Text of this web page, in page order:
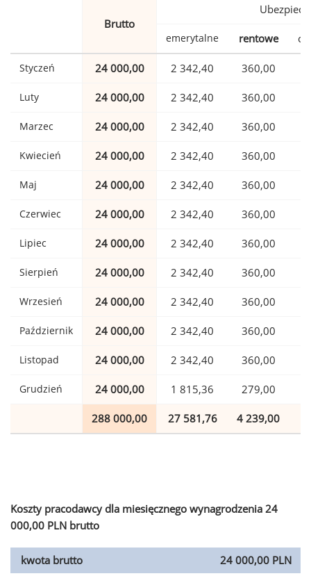
Brutto
emerytalne rentowe
Styczeń 24 000,00 2 342,40 360,00
Luty 24 000,00 2 342,40 360,00
Marzec 24 000,00 2 342,40 360,00
Kwiecień 24 000,00 2 342,40 360,00
Maj 24 000,00 2 342,40 360,00
Czerwiec 24 000,00 2 342,40 360,00
Lipiec 24 000,00 2 342,40 360,00
Sierpień 24 000,00 2 342,40 360,00
Wrzesień 24 000,00 2 342,40 360,00
Październik 24 000,00 2 342,40 360,00
Listopad 24 000,00 2 342,40 360,00
Grudzień 24 000,00 1 815,36 279,00
288 000,00 27 581,76 4 239,00
Koszty pracodawcy dla miesięcznego wynagrodzenia 24
000,00 PLN brutto
kwota brutto
24 000,00 PLN